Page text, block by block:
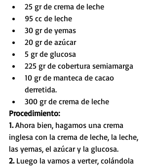
25 gr de crema de leche
95 cc de leche
30 gr de yemas
20 gr de azúcar
5 gr de glucosa
225 gr de cobertura semiamarga
10 gr de manteca de cacao
derretida.
300 gr de crema de leche
Procedimiento:
1. Ahora bien, hagamos una crema
inglesa con la crema de leche, la leche,
las yemas, el azúcar y la glucosa.
2. Luego la vamos a verter, colándola